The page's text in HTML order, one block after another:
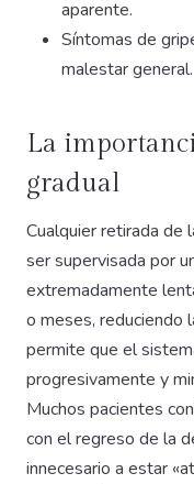
aparente.
Síntomas de
malestar general.
La
gradual
Cualquier retirada de
ser supervisada por
extremadamente
o meses, reduciendo
permite que el
progresivamente y
Muchos pacientes
con el regreso de la
innecesario a estar